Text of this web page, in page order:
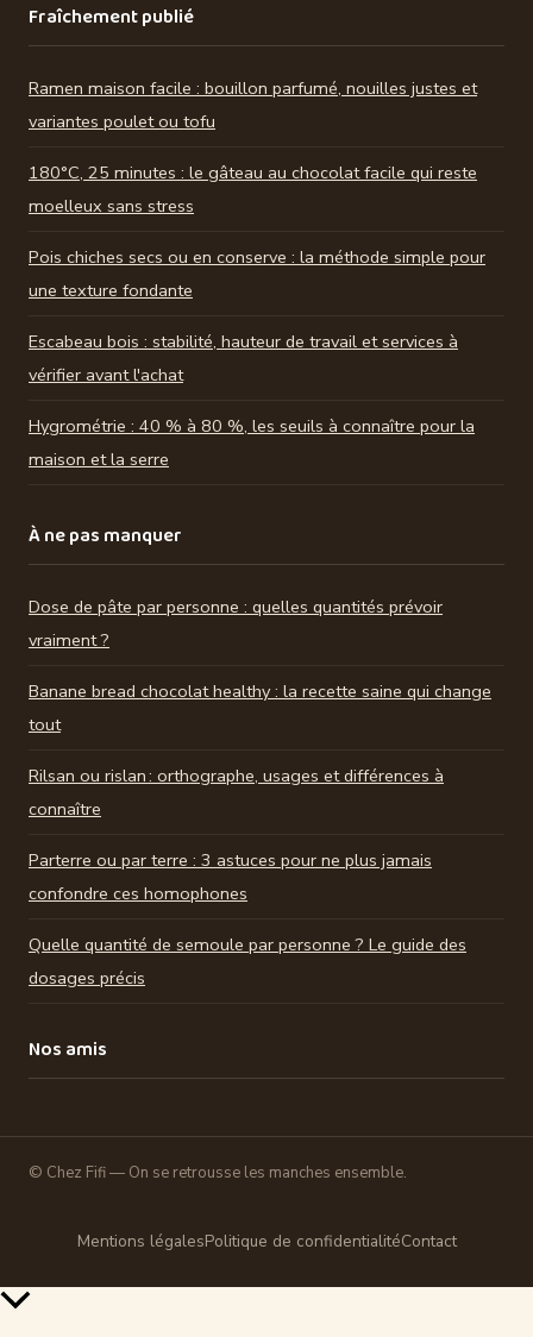
Fraîchement publié
Ramen maison facile : bouillon parfumé, nouilles justes et
variantes poulet ou tofu
180°C, 25 minutes : le gâteau au chocolat facile qui reste
moelleux sans stress
Pois chiches secs ou en conserve : la méthode simple pour
une texture fondante
Escabeau bois : stabilité, hauteur de travail et services à
vérifier avant l'achat
Hygrométrie : 40 % à 80 %, les seuils à connaître pour la
maison et la serre
À ne pas manquer
Dose de pâte par personne : quelles quantités prévoir
vraiment ?
Banane bread chocolat healthy : la recette saine qui change
tout
Rilsan ou rislan : orthographe, usages et différences à
connaître
Parterre ou par terre : 3 astuces pour ne plus jamais
confondre ces homophones
Quelle quantité de semoule par personne ? Le guide des
dosages précis
Nos amis
© Chez Fifi — On se retrousse les manches ensemble.
Mentions légalesPolitique de confidentialitéContact